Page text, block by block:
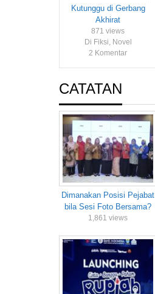
Kutunggu di Gerbang
Akhirat
871 views
Di Fiksi, Novel
2 Komentar
CATATAN
Dimanakan Posisi Pejabat
bila Sesi Foto Bersama?
1,861 views